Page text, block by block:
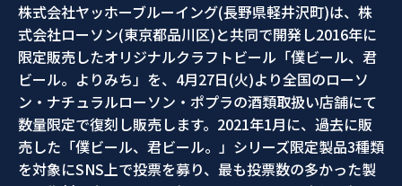
株式会社ヤッホーブルーイング(長野県軽井沢町)は、株
式会社ローソン(東京都品川区)と共同で開発し2016年に
限定販売したオリジナルクラフトビール「僕ビール、君
ビール。よりみち」を、4月27日(火)より全国のローソ
ン・ナチュラルローソン・ポプラの酒類取扱い店舗にて
数量限定で復刻し販売します。2021年1月に、過去に販
売した「僕ビール、君ビール。」シリーズ限定製品3種類
を対象にSNS上で投票を募り、最も投票数の多かった製